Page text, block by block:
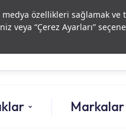
özellikleri sağlamak
veya “Çerez Ayarları”
Markalar